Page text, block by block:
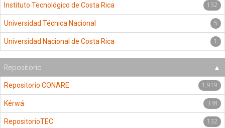
Instituto Tecnológico de Costa Rica 132
Universidad Técnica Nacional 5
Universidad Nacional de Costa Rica 1
Repositorio
Repositorio CONARE 1,919
Kérwá 338
RepositorioTEC 132